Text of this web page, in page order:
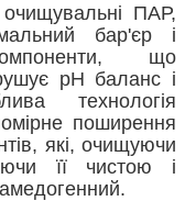
ПАР,
бар'єр і
що
pH баланс і
технологія
поширення
які, очищуючи
її чистою і